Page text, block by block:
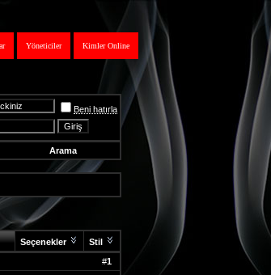
Kimler Online
Yöneticiler
Beni hatırla
Arama
Seçenekler
Stil
#1